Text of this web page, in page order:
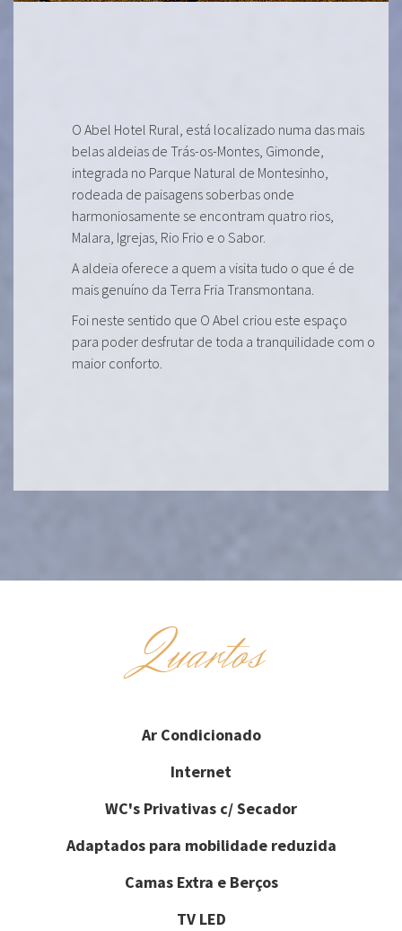
O Abel Hotel Rural, está localizado numa das mais
belas aldeias de Trás-os-Montes, Gimonde,
integrada no Parque Natural de Montesinho,
rodeada de paisagens soberbas onde
harmoniosamente se encontram quatro rios,
Malara, Igrejas, Rio Frio e o Sabor.
A aldeia oferece a quem a visita tudo o que é de
mais genuíno da Terra Fria Transmontana.
Foi neste sentido que O Abel criou este espaço
para poder desfrutar de toda a tranquilidade com o
maior conforto.
Quartos
Ar Condicionado
Internet
WC's Privativas c/ Secador
Adaptados para mobilidade reduzida
Camas Extra e Berços
TV LED